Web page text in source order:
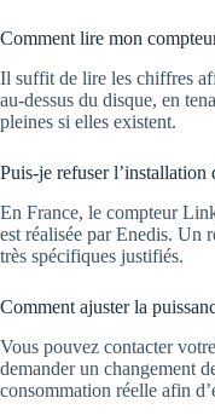
Comment lire mon
Il suffit de lire les chiffres
au-dessus du disque, en
pleines si elles existent.
Puis-je refuser
En France, le compteur
est réalisée par Enedis. Un
très spécifiques justifiés.
Comment ajuster la
Vous pouvez contacter
demander un changement
consommation réelle afin